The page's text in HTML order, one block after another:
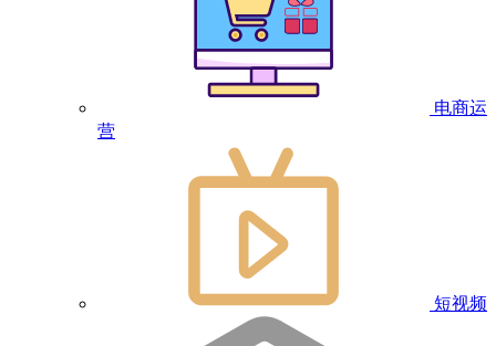
电商运
营
短视频